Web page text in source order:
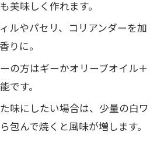
美味しく作れます。
ルやパセリ、コリアンダーを加
りに。
の方はギーかオリーブオイル＋
です。
味にしたい場合は、少量の白ワ
包んで焼くと風味が増します。